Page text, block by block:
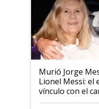
Murió Jorge
Lionel Messi: el
vínculo con el